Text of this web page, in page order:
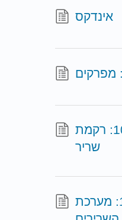
אינדקס
מונחי מפתח פרק 10: רקמת
שריר
מונחי מפתח פרק 11: מערכת